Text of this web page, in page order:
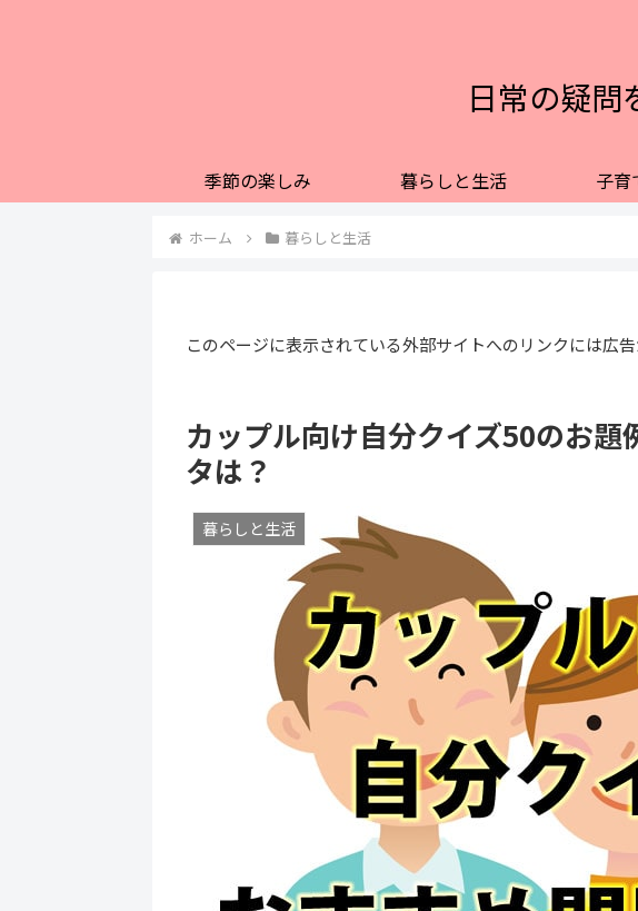
日常の疑問
季節の楽しみ 暮らしと生活 子育
ホーム 暮らしと生活
このページに表示されている外部サイトへのリンクには広告
カップル向け自分クイズ50のお題
タは？
暮らしと生活